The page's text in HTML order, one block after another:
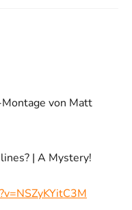
von Matt
| A Mystery!